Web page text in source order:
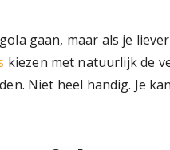
gaan, maar als je
kiezen met natuurlijk de
Niet heel handig. Je